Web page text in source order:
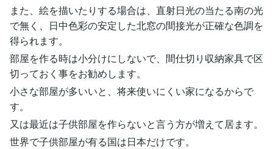
また、絵を描いたりする場合は、直射日光の当たる南の光
で無く、日中色彩の安定した北窓の間接光が正確な色調を
得られます。
部屋を作る時は小分けにしないで、間仕切り収納家具で区
切っておく事をお勧めします。
小さな部屋が多いいと、将来使いにくい家になるからで
す。
又は最近は子供部屋を作らないと言う方が増えて居ます。
世界で子供部屋が有る国は日本だけです。